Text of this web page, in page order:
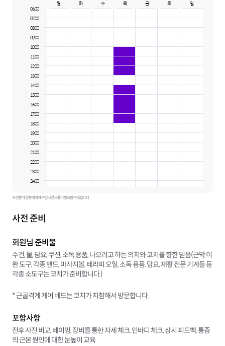
용인시 수지구 :전체
용인시 처인구 :
성남시 중원구 :
성남시 수정구 :전체
성남시 분당구 :전체
안양시 만안구 :전체
의왕시 :
안산시 상록구 :전체
월 화 수 목 금 토
일
06:00
07:00
08:00
09:00
10:00
11:00
12:00
13:00
14:00
15:00
16:00
17:00
18:00
19:00
20:00
21:00
22:00
23:00
24:00
※ 전문가 상황에 따라 수업 시간 조율이 필요할 수 있습니다.
사전 준비
회원님 준비물
수건, 물, 담요, 쿠션, 소독 용품, 나으려고 하는 의지와 코치를 향한 믿음(근막 이
완 도구, 각종 밴드, 마사지볼, 테라피 오일, 소독 용품, 담요, 재활 전문 기계들 등
각종 소도구는 코치가 준비합니다.)
* 근골격계 케어 베드는 코치가 지참해서 방문합니다.
포함사항
전후 사진 비교, 테이핑, 장비를 통한 자세 체크, 인바디 체크, 상시 피드백, 통증
의 근본 원인에 대한 눈높이 교육